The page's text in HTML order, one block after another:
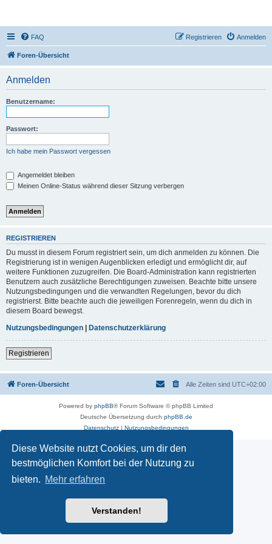
Diese Website nutzt Cookies, um dir den
bestmöglichen Komfort bei der Nutzung zu
bieten. Mehr erfahren
Verstanden!
FAQ Anmelden
Registrieren
Foren-Übersicht
Anmelden
Benutzername:
Passwort:
Ich habe mein Passwort vergessen
Angemeldet bleiben
Meinen Online-Status während dieser Sitzung verbergen
REGISTRIEREN
Du musst in diesem Forum registriert sein, um dich anmelden zu können. Die
Registrierung ist in wenigen Augenblicken erledigt und ermöglicht dir, auf
weitere Funktionen zuzugreifen. Die Board-Administration kann registrierten
Benutzern auch zusätzliche Berechtigungen zuweisen. Beachte bitte unsere
Nutzungsbedingungen und die verwandten Regelungen, bevor du dich
registrierst. Bitte beachte auch die jeweiligen Forenregeln, wenn du dich in
diesem Board bewegst.
Nutzungsbedingungen | Datenschutzerklärung
Registrieren
Foren-Übersicht Alle Zeiten sind UTC+02:00
Powered by phpBB® Forum Software © phpBB Limited
Deutsche Übersetzung durch phpBB.de
Datenschutz| Nutzungsbedingungen